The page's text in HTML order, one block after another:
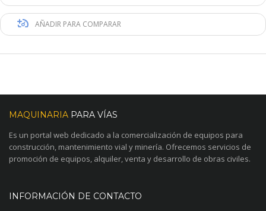
AÑADIR PARA COMPARAR
MAQUINARIA PARA VÍAS
Es un portal web dedicado a la comercialización de equipos para
construcción, mantenimiento vial y minería. Ofrecemos servicios de
promoción de equipos, alquiler, venta y desarrollo de obras civiles.
INFORMACIÓN DE CONTACTO